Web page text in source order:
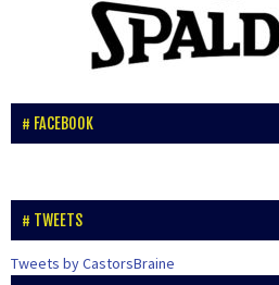
FACEBOOK
TWEETS
Tweets by CastorsBraine